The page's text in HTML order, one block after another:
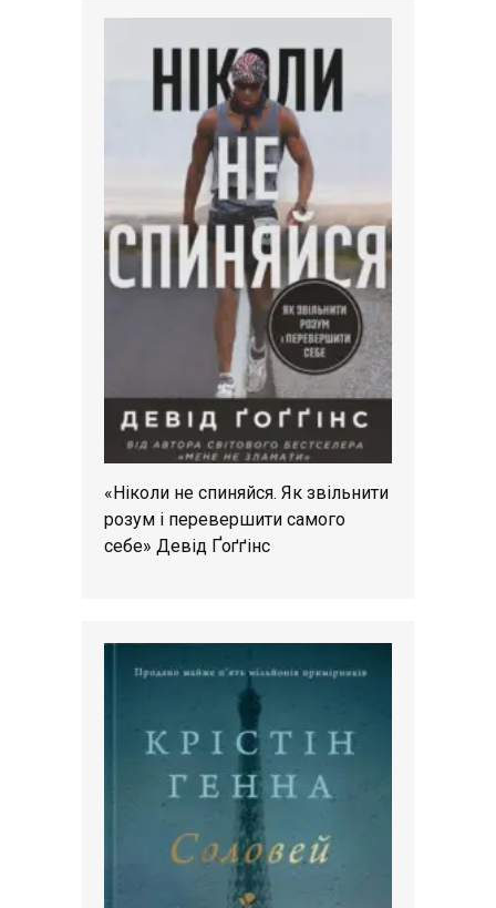
«Ніколи не спиняйся. Як звільнити
розум і перевершити самого
себе» Девід Ґоґґінс